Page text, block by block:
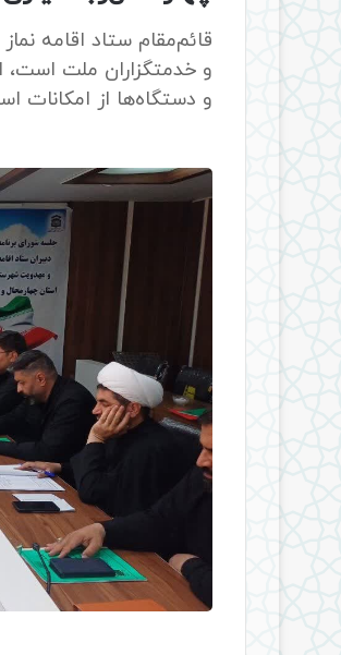
قائم‌مقام ستاد اقامه
و خدمتگزاران ملت است،
و دستگاه‌ها از امکانات